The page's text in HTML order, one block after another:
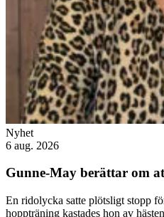
Nyhet
6 aug. 2026
Gunne-May berättar om
En ridolycka satte plötsligt stopp
hoppträning kastades hon av